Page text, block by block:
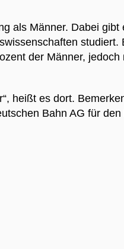
als Männer. Dabei gibt
studiert.
der Männer, jedoch
heißt es dort.
Bahn AG für den